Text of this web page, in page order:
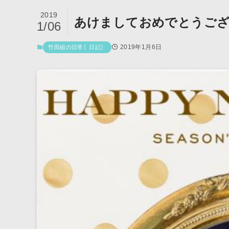
あけましておめでとうご
2019
1/06
竹田組の日常〖日記〗 2019年1月6日